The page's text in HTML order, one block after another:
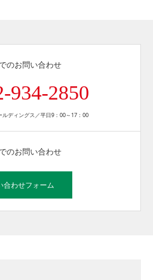
のお問い合わせ
934-2850
ディングス／平日9：00～17：00
のお問い合わせ
合わせフォーム